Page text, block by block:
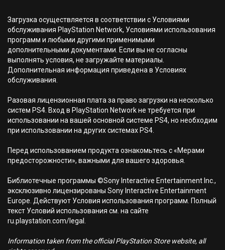
Загрузка осуществляется в соответствии с Условиями
обслуживания PlayStation Network, Условиями использования
программ и любыми другими применимыми
дополнительными документами. Если вы не согласны
выполнять условия, не загружайте материалы.
Дополнительная информация приведена в Условиях
обслуживания.
Разовая лицензионная плата за право загрузки на несколько
систем PS4. Вход в PlayStation Network не требуется при
использовании на вашей основной системе PS4, но необходим
при использовании на других системах PS4.
Перед использованием продукта ознакомьтесь с «Мерами
предосторожности», важными для вашего здоровья.
Библиотечные программы ©Sony Interactive Entertainment Inc.,
эксклюзивно лицензированы Sony Interactive Entertainment
Europe. Действуют Условия использования программ. Полный
текст Условий использования см. на сайте
ru.playstation.com/legal.
Information taken from the official PlayStation Store website, all